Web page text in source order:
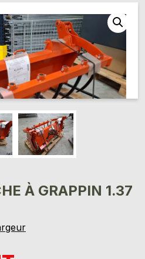
À GRAPPIN 1.37